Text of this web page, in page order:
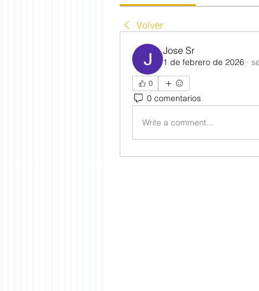
Volver
Jose Sr
1 de febrero de 2026 ·
0
0 comentarios
Write a comment...